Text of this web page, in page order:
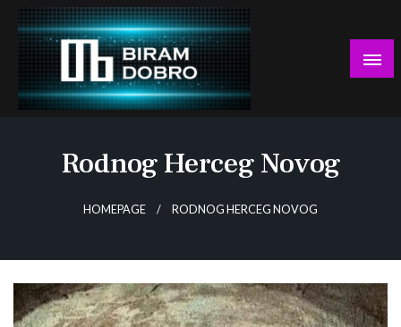
Skip
content
Rodnog Herceg Novog
HOMEPAGE RODNOG HERCEG NOVOG